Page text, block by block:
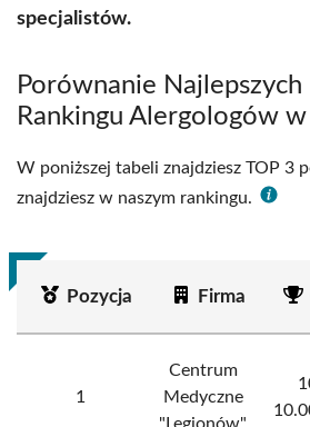
specjalistów.
Porównanie
Rankingu Alergologów
W poniższej tabeli znajdziesz TOP 3
znajdziesz w naszym rankingu.
Pozycja Firma
1
Centrum
Medyczne